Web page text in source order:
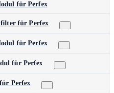
für Perfex
für Perfex
für Perfex
für Perfex
Perfex